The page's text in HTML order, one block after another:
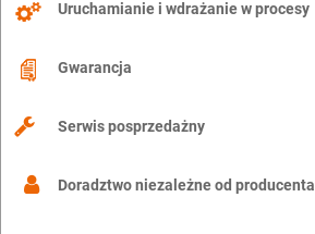
Uruchamianie i wdrażanie w procesy
Gwarancja
Serwis posprzedażny
Doradztwo niezależne od producenta